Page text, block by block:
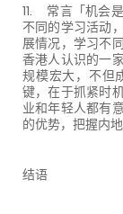
11. 常言「机会
不同的学习活动
展情况，学习不
香港人认识的一
规模宏大，不但
键，在于抓紧时
业和年轻人都有
的优势，把握内
结语